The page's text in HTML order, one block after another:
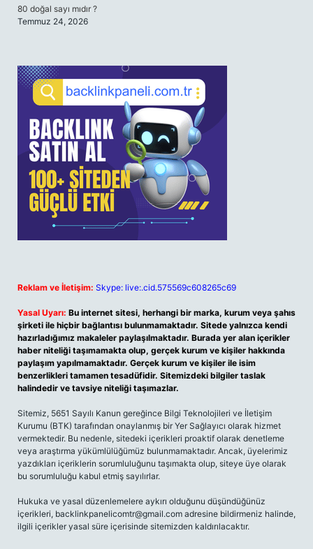
80 doğal sayı mıdır ?
Temmuz 24, 2026
Reklam ve İletişim: Skype: live:.cid.575569c608265c69
Yasal Uyarı: Bu internet sitesi, herhangi bir marka, kurum veya şahıs
şirketi ile hiçbir bağlantısı bulunmamaktadır. Sitede yalnızca kendi
hazırladığımız makaleler paylaşılmaktadır. Burada yer alan içerikler
haber niteliği taşımamakta olup, gerçek kurum ve kişiler hakkında
paylaşım yapılmamaktadır. Gerçek kurum ve kişiler ile isim
benzerlikleri tamamen tesadüfidir. Sitemizdeki bilgiler taslak
halindedir ve tavsiye niteliği taşımazlar.
Sitemiz, 5651 Sayılı Kanun gereğince Bilgi Teknolojileri ve İletişim
Kurumu (BTK) tarafından onaylanmış bir Yer Sağlayıcı olarak hizmet
vermektedir. Bu nedenle, sitedeki içerikleri proaktif olarak denetleme
veya araştırma yükümlülüğümüz bulunmamaktadır. Ancak, üyelerimiz
yazdıkları içeriklerin sorumluluğunu taşımakta olup, siteye üye olarak
bu sorumluluğu kabul etmiş sayılırlar.
Hukuka ve yasal düzenlemelere aykırı olduğunu düşündüğünüz
içerikleri, backlinkpanelicomtr@gmail.com adresine bildirmeniz halinde,
ilgili içerikler yasal süre içerisinde sitemizden kaldırılacaktır.